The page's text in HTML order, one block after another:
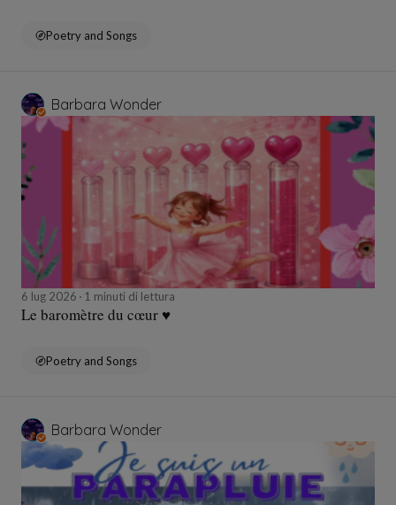
Poetry and Songs
Barbara Wonder
6 lug 2026 1 minuti di lettura
Le baromètre du cœur ♥️
Poetry and Songs
Barbara Wonder